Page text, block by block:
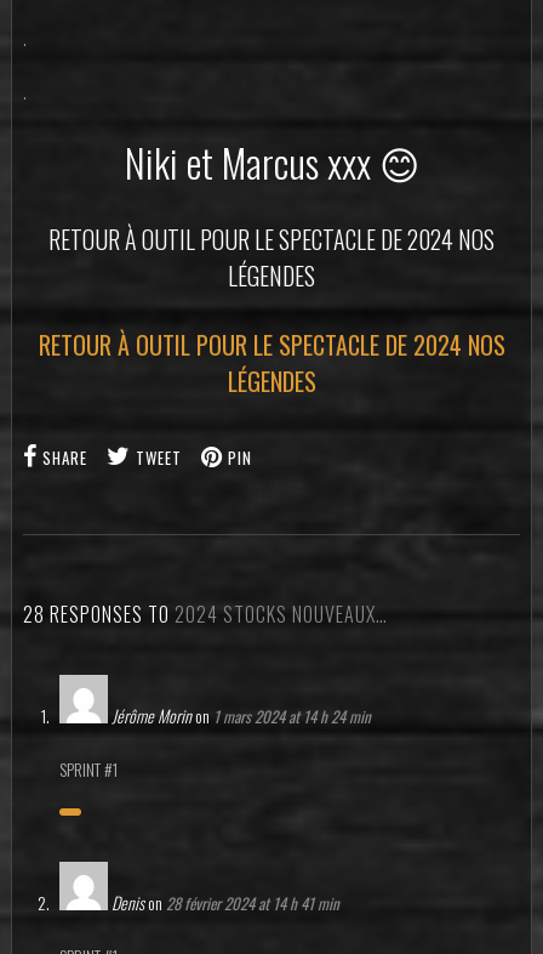
.
.
Niki et Marcus xxx 😊
RETOUR À OUTIL POUR LE SPECTACLE DE 2024 NOS
LÉGENDES
RETOUR À OUTIL POUR LE SPECTACLE DE 2024 NOS
LÉGENDES
SHARE TWEET PIN
28 RESPONSES TO 2024 STOCKS NOUVEAUX…
Jérôme Morinon 1 mars 2024 at 14 h 24 min
SPRINT #1
Denison 28 février 2024 at 14 h 41 min